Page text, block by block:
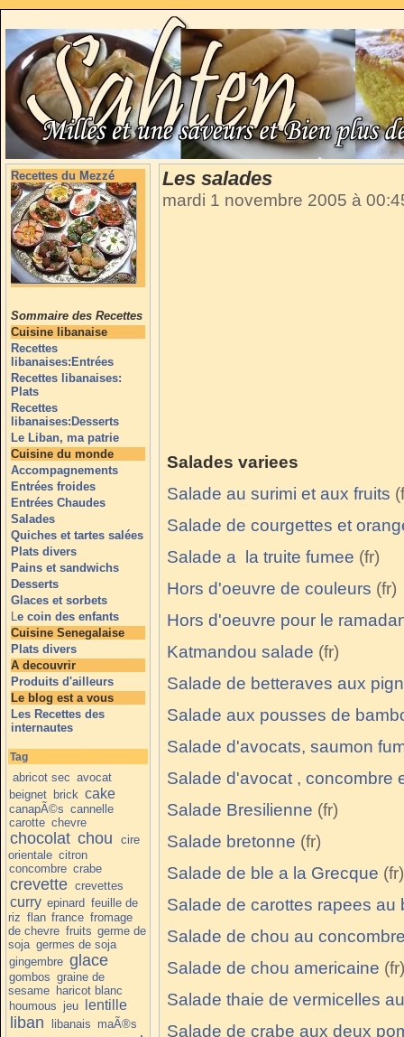
Recettes du Mezzé
Sommaire des Recettes
Cuisine libanaise
Recettes
libanaises:Entrées
Recettes libanaises:
Plats
Recettes
libanaises:Desserts
Le Liban, ma patrie
Cuisine du monde
Accompagnements
Entrées froides
Entrées Chaudes
Salades
Quiches et tartes salées
Plats divers
Pains et sandwichs
Desserts
Glaces et sorbets
Le coin des enfants
Cuisine Senegalaise
Plats divers
A decouvrir
Produits d'ailleurs
Le blog est a vous
Les Recettes des
internautes
Tag
abricot sec avocat
beignet brick cake
canapÃ©s cannelle
carotte chevre
chocolat chou
cire
orientale citron
concombre crabe
crevette crevettes
curry epinard feuille de
riz flan france fromage
de chevre fruits germe de
soja germes de soja
gingembre glace
gombos graine de
sesame haricot blanc
houmous jeu lentille
liban libanais maÃ®s
Les salades
mardi 1 novembre 2005 à
Salades variees
Salade au surimi et aux fruits
Salade de courgettes et
Salade a la truite fumee
Hors d'oeuvre de couleurs
Hors d'oeuvre pour le
Katmandou salade
Salade de betteraves aux
Salade aux pousses de
Salade d'avocats, saumon
Salade d'avocat , concombre
Salade Bresilienne
Salade bretonne
Salade de ble a la Grecque
Salade de carottes rapees au
Salade de chou au
Salade de chou americaine
Salade thaie de vermicelles
Salade de crabe aux deux